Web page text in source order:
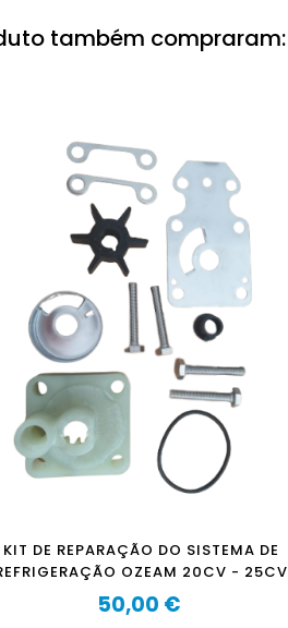
também compraram:
KIT DE REPARAÇÃO DO SISTEMA DE
OZEAM 20CV - 25CV
Preço
50,00 €